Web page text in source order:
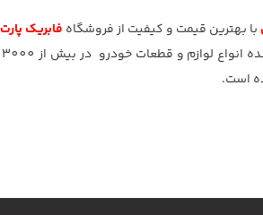
با بهترین قیمت و کیفیت از فروشگاه فابریک پارت
است.